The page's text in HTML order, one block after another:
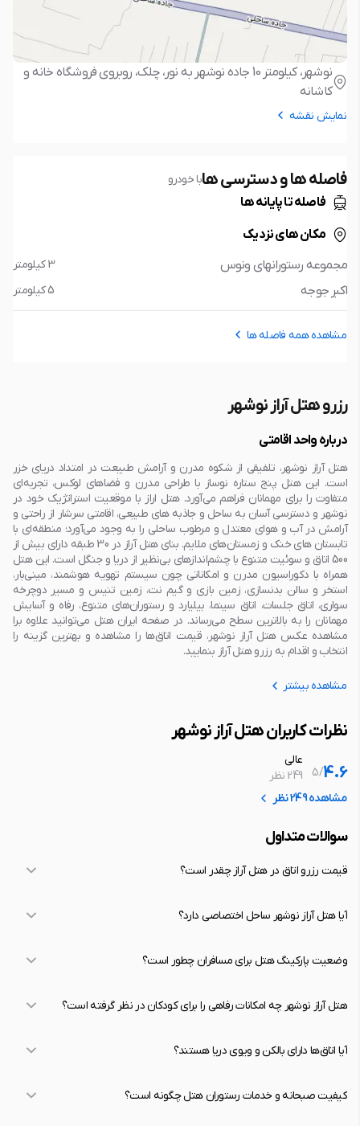
نوشهر، کیلومتر 10 جاده نوشهر به نور، چلک، روبروی فروشگاه خانه و
کاشانه
نمایش نقشه
فاصله ها و دسترسی هابا خودرو
فاصله تا پایانه ها
مکان های نزدیک
مجموعه رستورانهای ونوس
3 کیلومتر
اکبر جوجه 5 کیلومتر
مشاهده همه فاصله ها
رزرو هتل آراز نوشهر
درباره واحد اقامتی
هتل آراز نوشهر، تلفیقی از شکوه مدرن و آرامش طبیعت در امتداد دریای خزر
است. این هتل پنج ستاره نوساز با طراحی مدرن و فضاهای لوکس، تجربه‌ای
متفاوت را برای مهمانان فراهم می‌آورد. هتل اراز با موقعیت استراتژیک خود در
نوشهر و دسترسی آسان به ساحل و جاذبه های طبیعی، اقامتی سرشار از راحتی و
آرامش در آب و هوای معتدل و مرطوب ساحلی را به وجود می‌آورد؛ منطقه‌ای با
تابستان های خنک و زمستان‌های ملایم. بنای هتل آراز در 30 طبقه دارای بیش از
500 اتاق و سوئیت متنوع با چشم‌اند‌از‌های بی‌نظیر از دریا و جنگل است. این هتل
همراه با دکوراسیون مدرن و امکاناتی چون سیستم تهویه هوشمند، مینی‌بار،
استخر و سالن بدنسازی، زمین بازی و گیم نت، زمین تنیس و مسیر دوچرخه
سواری، اتاق جلسات، اتاق سینما، بیلیارد و رستوران‌های متنوع، رفاه و آسایش
مهمانان را به بالاترین سطح می‌رساند. در صفحه ایران هتل می‌توانید علاوه برا
مشاهده عکس هتل آراز نوشهر، قیمت اتاق‌ها را مشاهده و بهترین گزینه را
انتخاب و اقدام به رزرو هتل آراز بنمایید.
مشاهده بیشتر
نظرات کاربران هتل آراز نوشهر
4.6
/
5
عالی
249 نظر
مشاهده 249 نظر
سوالات متداول
قیمت رزرو اتاق در هتل آراز چقدر است؟
آیا هتل آراز نوشهر ساحل اختصاصی دارد؟
وضعیت پارکینگ هتل برای مسافران چطور است؟
هتل آراز نوشهر چه امکانات رفاهی را برای کودکان در نظر گرفته است؟
آیا اتاق‌ها دارای بالکن و ویوی دریا هستند؟
کیفیت صبحانه و خدمات رستوران هتل چگونه است؟